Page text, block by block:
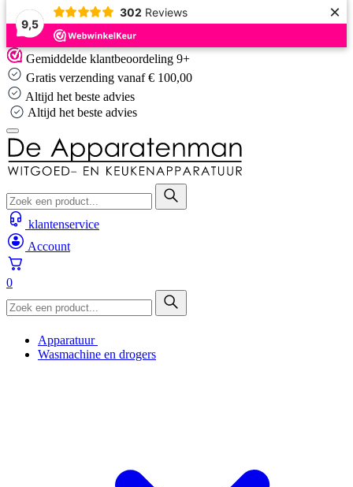
9,5
302 Reviews ×
Skip
to
content
Gemiddelde klantbeoordeling 9+
Gratis verzending vanaf € 100,00
Altijd het beste advies
Altijd het beste advies
klantenservice
Account
0
Apparatuur
Wasmachine en drogers